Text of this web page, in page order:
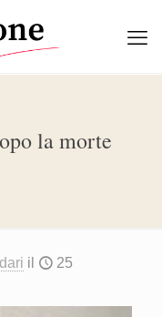
la morte
il
25